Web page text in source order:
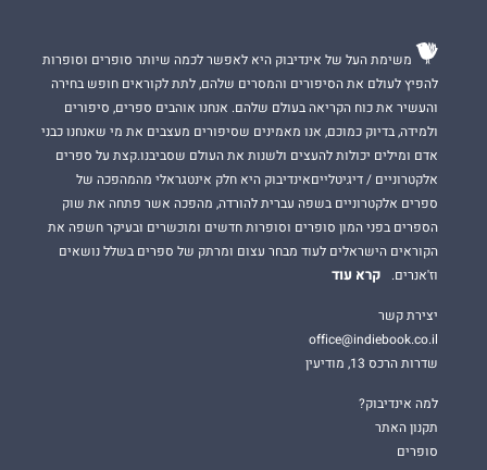
משימת העל של אינדיבוק היא לאפשר לכמה שיותר סופרים וסופרות
להפיץ לעולם את הסיפורים והמסרים שלהם, לתת לקוראים חופש בחירה
והעשיר את כוח הקריאה בעולם שלהם. אנחנו אוהבים ספרים, סיפורים
ולמידה, בדיוק כמוכם, אנו מאמינים שסיפורים מעצבים את מי שאנחנו כבני
אדם ומילים יכולות להעצים ולשנות את העולם שסביבנו.קצת על ספרים
אלקטרוניים / דיגיטלייםאינדיבוק היא חלק אינטגראלי מהמהפכה של
ספרים אלקטרוניים בשפה עברית להורדה, מהפכה אשר פתחה את שוק
הספרים בפני המון סופרים וסופרות חדשים ומוכשרים ובעיקר חשפה את
הקוראים הישראלים לעוד מבחר עצום ומרתק של ספרים בשלל נושאים
וז'אנרים.
קרא עוד
יצירת קשר
office@indiebook.co.il
שדרות הרכס 13, מודיעין
למה אינדיבוק?
תקנון האתר
סופרים